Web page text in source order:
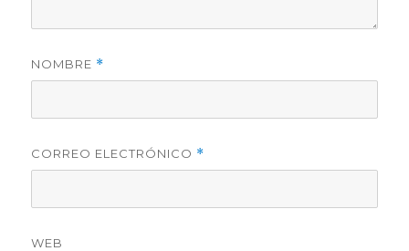
NOMBRE *
CORREO ELECTRÓNICO *
WEB